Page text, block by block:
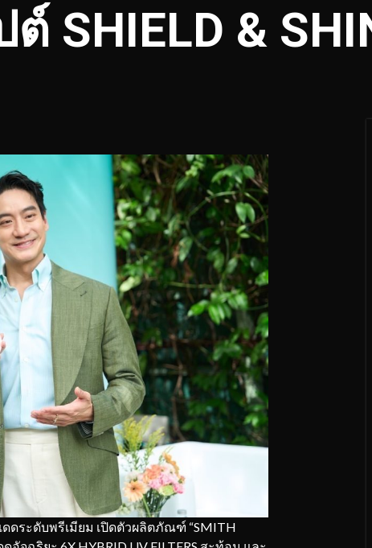
SHIELD &
ดระดับพรีเมียม เปิดตัวผลิตภัณฑ์ “SMITH